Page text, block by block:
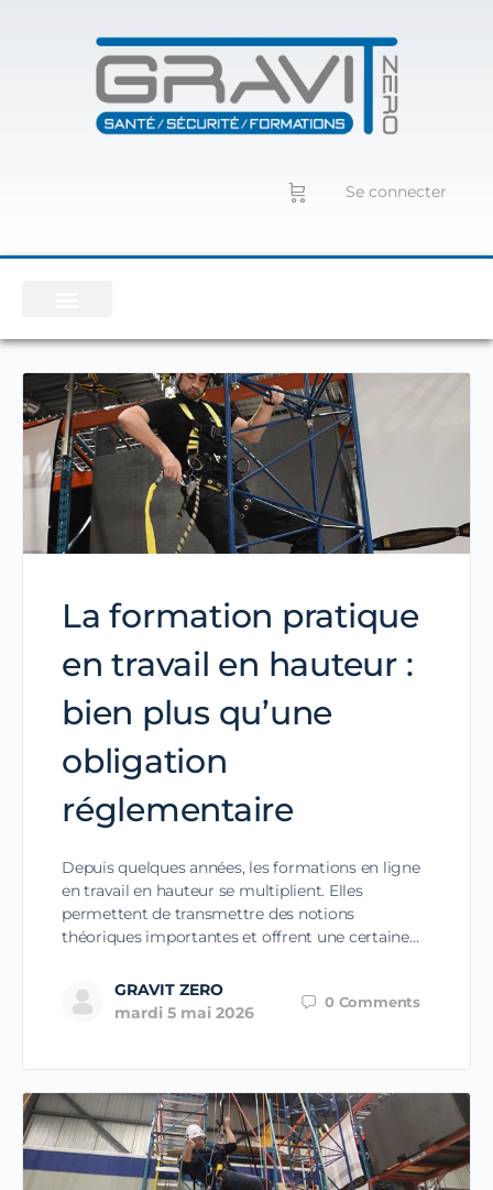
Se connecter
La formation pratique
en travail en hauteur :
bien plus qu’une
obligation
réglementaire
Depuis quelques années, les formations en ligne
en travail en hauteur se multiplient. Elles
permettent de transmettre des notions
théoriques importantes et offrent une certaine…
GRAVIT ZERO
mardi 5 mai 2026
0 Comments